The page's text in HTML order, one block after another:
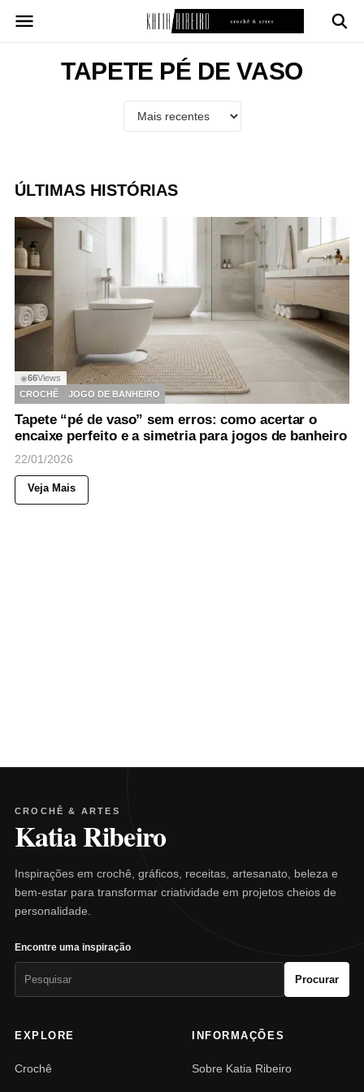
para
TAPETE PÉ DE VASO
ÚLTIMAS HISTÓRIAS
◉66Views
CROCHÊ
JOGO DE BANHEIRO
Tapete “pé de vaso” sem erros: como acertar o
encaixe perfeito e a simetria para jogos de banheiro
22/01/2026
Veja Mais
CROCHÊ & ARTES
Katia Ribeiro
Inspirações em crochê, gráficos, receitas, artesanato, beleza e
bem-estar para transformar criatividade em projetos cheios de
personalidade.
Encontre uma inspiração
Procurar
EXPLORE
Crochê
INFORMAÇÕES
Sobre Katia Ribeiro